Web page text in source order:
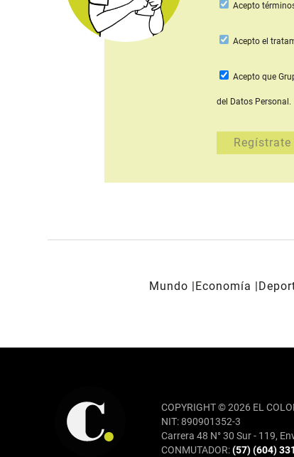
Acepto
Aceptoel
Acepto que
del Datos Personal.
Mundo Economía
COPYRIGHT © 2026 EL
NIT: 890901352-3
Carrera 48 N° 30 Sur - 119,
CONMUTADOR:(57) (604)